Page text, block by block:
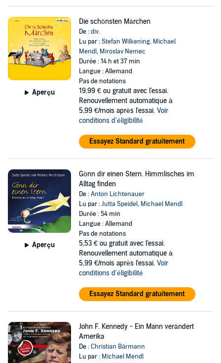
Aperçu
Die schönsten Märchen
De :div.
Lu par :Stefan Wilkening, Michael
Mendl, Miroslav Nemec
Durée : 14 h et 37 min
Langue : Allemand
Pas de notations
19,99 € ou gratuit avec l'essai.
Renouvellement automatique à
5,99 €/mois après l'essai. Voir
conditions d'éligibilité
Essayez Standard gratuitement
Aperçu
Gönn dir einen Stern. Himmlisches im
Alltag finden
De :Anton Lichtenauer
Lu par :Jutta Speidel, Michael Mendl
Durée : 54 min
Langue : Allemand
Pas de notations
5,53 € ou gratuit avec l'essai.
Renouvellement automatique à
5,99 €/mois après l'essai. Voir
conditions d'éligibilité
Essayez Standard gratuitement
John F. Kennedy - Ein Mann verändert
Amerika
De :Christian Bärmann
Lu par : Michael Mendl